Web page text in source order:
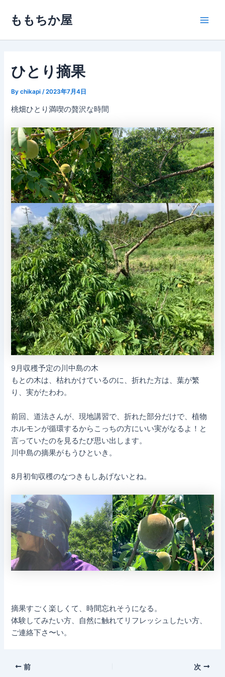
ス
ももちか屋
ひとり摘果
Bychikapi /2023年7月4日
桃畑ひとり満喫の贅沢な時間
9月収穫予定の川中島の木
もとの木は、枯れかけているのに、折れた方は、葉が繁
り、実がたわわ。
前回、道法さんが、現地講習で、折れた部分だけで、植物
ホルモンが循環するからこっちの方にいい実がなるよ！と
言っていたのを見るたび思い出します。
川中島の摘果がもうひといき。
8月初旬収穫のなつきもしあげないとね。
摘果すごく楽しくて、時間忘れそうになる。
体験してみたい方、自然に触れてリフレッシュしたい方、
ご連絡下さ〜い。
前 次